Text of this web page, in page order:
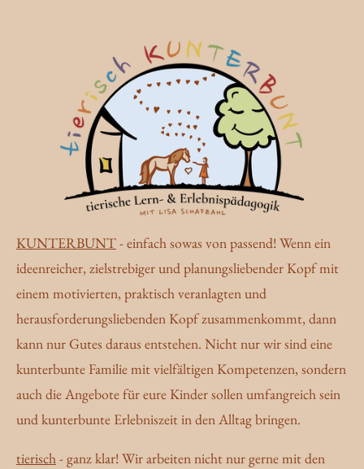
KUNTERBUNT- einfach sowas von passend! Wenn ein
ideenreicher, zielstrebiger und planungsliebender Kopf mit
einem motivierten, praktisch veranlagten und
herausforderungsliebenden Kopf zusammenkommt, dann
kann nur Gutes daraus entstehen. Nicht nur wir sind eine
kunterbunte Familie mit vielfältigen Kompetenzen, sondern
auch die Angebote für eure Kinder sollen umfangreich sein
und kunterbunte Erlebniszeit in den Alltag bringen.
tierisch- ganz klar! Wir arbeiten nicht nur gerne mit den